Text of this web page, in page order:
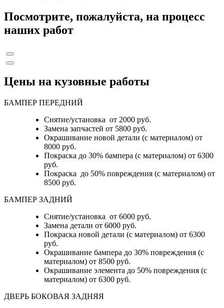
Посмотрите, пожалуйста, на процесс
наших работ
Цены на кузовные работы
БАМПЕР ПЕРЕДНИЙ
Снятие/установка от 2000 руб.
Замена запчастей от 5800 руб.
Окрашивание новой детали (с материалом) от
8000 руб.
Покраска до 30% бампера (с материалом) от 6300
руб.
Покраска до 50% повреждения (с материалом) от
8500 руб.
БАМПЕР ЗАДНИЙ
Снятие/установка от 6000 руб.
Замена детали от 6000 руб.
Покраска новой детали (с материалом) от 6300
руб.
Окрашивание бампера до 30% повреждения (с
материалом) от 8500 руб.
Окрашивание элемента до 50% повреждения (с
материалом) от 6300 руб.
ДВЕРЬ БОКОВАЯ ЗАДНЯЯ